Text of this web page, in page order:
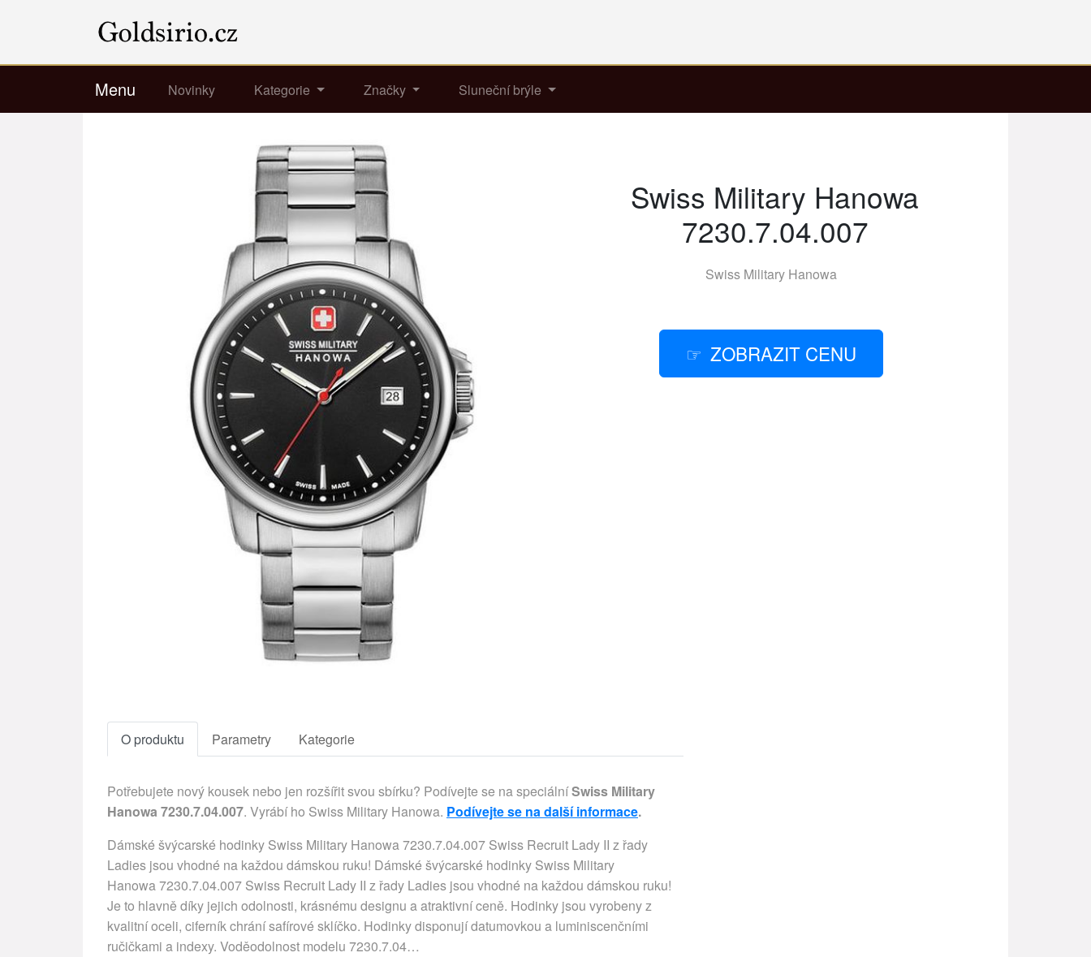
Menu Novinky Kategorie Značky Sluneční brýle
Swiss Military Hanowa
7230.7.04.007
Swiss Military Hanowa
ZOBRAZIT CENU
O produktu Parametry Kategorie
Potřebujete nový kousek nebo jen rozšířit svou sbírku? Podívejte se na speciálníSwiss Military
Hanowa 7230.7.04.007. Vyrábí ho Swiss Military Hanowa. Podívejte se na další informace.
Dámské švýcarské hodinky Swiss Military Hanowa 7230.7.04.007 Swiss Recruit Lady II z řady
Ladies jsou vhodné na každou dámskou ruku! Dámské švýcarské hodinky Swiss Military
Hanowa 7230.7.04.007 Swiss Recruit Lady II z řady Ladies jsou vhodné na každou dámskou ruku!
Je to hlavně díky jejich odolnosti, krásnému designu a atraktivní ceně. Hodinky jsou vyrobeny z
kvalitní oceli, ciferník chrání safírové sklíčko. Hodinky disponují datumovkou a luminiscenčními
ručičkami a indexy. Voděodolnost modelu 7230.7.04…